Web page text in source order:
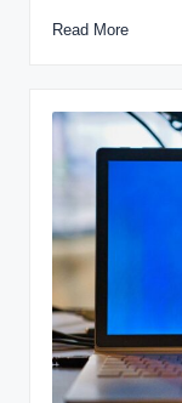
Read More